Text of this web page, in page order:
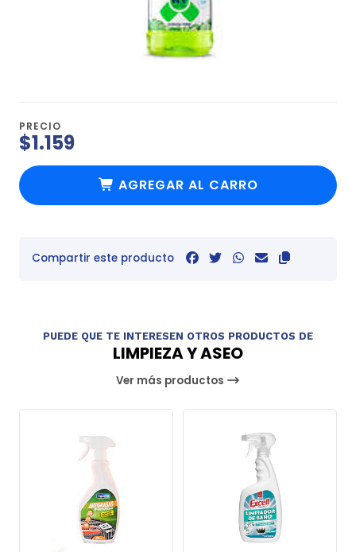
PRECIO
$1.159
AGREGAR AL CARRO
Compartir este producto
PUEDE QUE TE INTERESEN OTROS PRODUCTOS DE
LIMPIEZA Y ASEO
Ver más productos